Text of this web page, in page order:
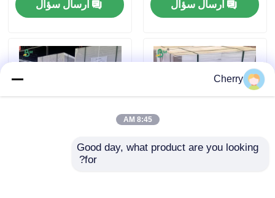
اخبار
کاغذ پلاتر CAD
ارسال سؤال
ارسال سؤال
280gm پوشش گرمایی
Cherry
8:45 AM
Good day, what product are you looking
for?